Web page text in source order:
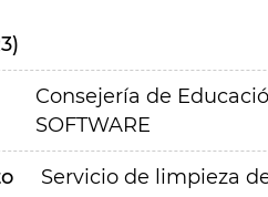
Consejería de
SOFTWARE
Servicio de limpieza